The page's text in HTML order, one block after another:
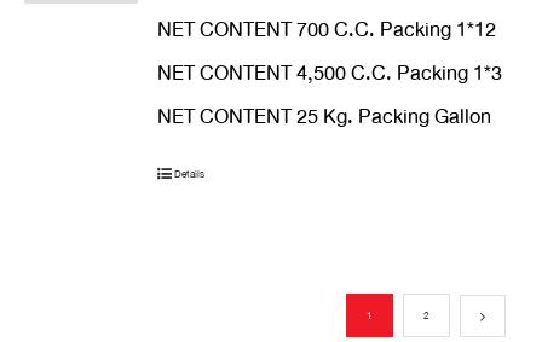
NET CONTENT 700 C.C. Packing 1*12
NET CONTENT 4,500 C.C. Packing 1*3
NET CONTENT 25 Kg. Packing Gallon
Details
1 2